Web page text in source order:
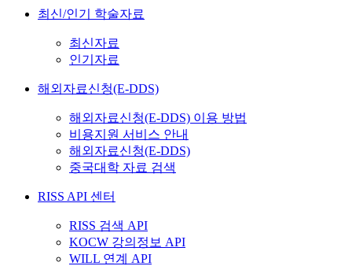
최신/인기 학술자료
최신자료
인기자료
해외자료신청(E-DDS)
해외자료신청(E-DDS) 이용 방법
비용지원 서비스 안내
해외자료신청(E-DDS)
중국대학 자료 검색
RISS API 센터
RISS 검색 API
KOCW 강의정보 API
WILL 연계 API